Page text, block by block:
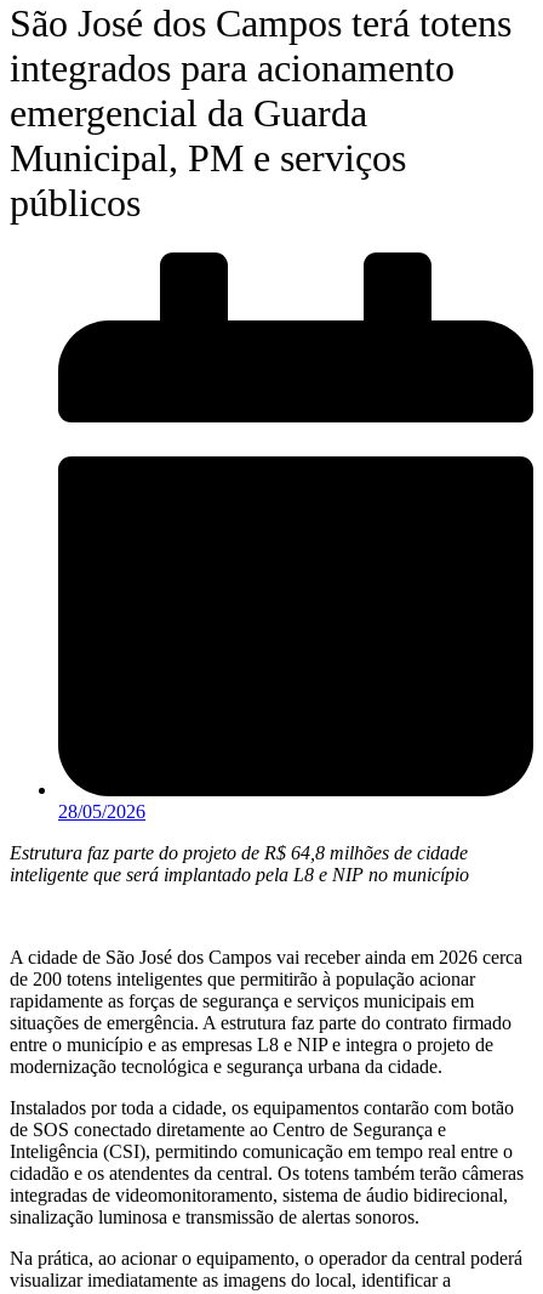
São José dos Campos terá totens
integrados para acionamento
emergencial da Guarda
Municipal, PM e serviços
públicos
28/05/2026
Estrutura faz parte do projeto de R$ 64,8 milhões de cidade
inteligente que será implantado pela L8 e NIP no município
A cidade de São José dos Campos vai receber ainda em 2026 cerca
de 200 totens inteligentes que permitirão à população acionar
rapidamente as forças de segurança e serviços municipais em
situações de emergência. A estrutura faz parte do contrato firmado
entre o município e as empresas L8 e NIP e integra o projeto de
modernização tecnológica e segurança urbana da cidade.
Instalados por toda a cidade, os equipamentos contarão com botão
de SOS conectado diretamente ao Centro de Segurança e
Inteligência (CSI), permitindo comunicação em tempo real entre o
cidadão e os atendentes da central. Os totens também terão câmeras
integradas de videomonitoramento, sistema de áudio bidirecional,
sinalização luminosa e transmissão de alertas sonoros.
Na prática, ao acionar o equipamento, o operador da central poderá
visualizar imediatamente as imagens do local, identificar a